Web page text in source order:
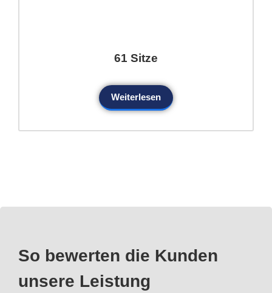
61 Sitze
Weiterlesen
So bewerten die Kunden
unsere Leistung